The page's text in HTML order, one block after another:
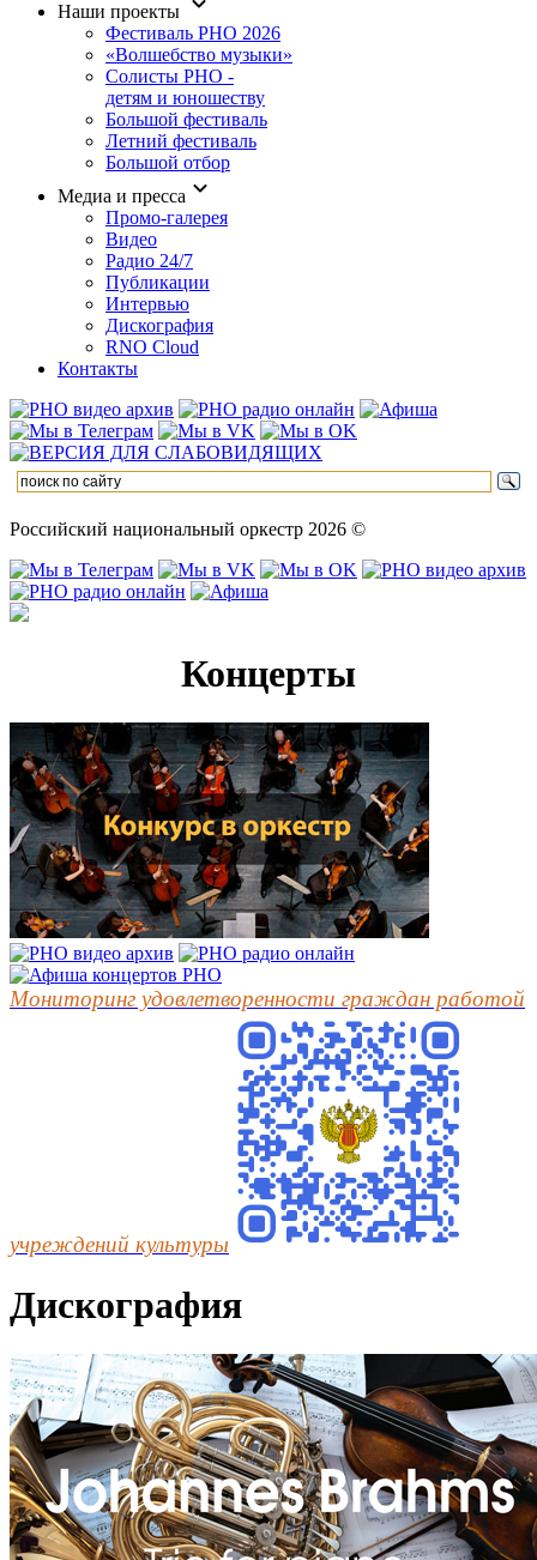
Наши проекты
Фестиваль РНО 2026
«Волшебство музыки»
Солисты РНО -
детям и юношеству
Большой фестиваль
Летний фестиваль
Большой отбор
Медиа и пресса
Промо-галерея
Видео
Радио 24/7
Публикации
Интервью
Дискография
RNO Cloud
Контакты
Российский национальный оркестр 2026 ©
Концерты
Мониторинг удовлетворенности граждан работой
учреждений культуры
Дискография